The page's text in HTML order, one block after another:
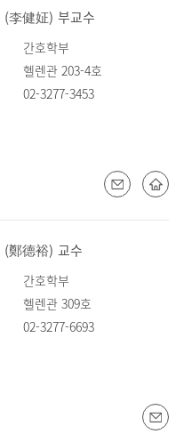
(李健姃) 부교수
간호학부
헬렌관 203-4호
02-3277-3453
(鄭德裕) 교수
간호학부
헬렌관 309호
02-3277-6693